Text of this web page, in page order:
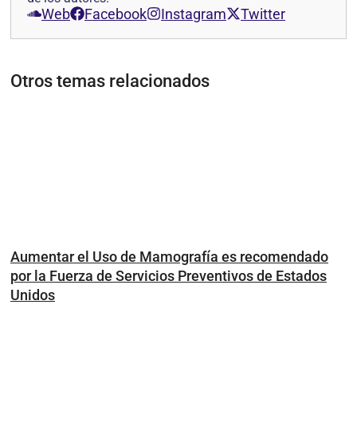
Web Facebook Instagram Twitter
Otros temas relacionados
Aumentar el Uso de Mamografía es recomendado
por la Fuerza de Servicios Preventivos de Estados
Unidos